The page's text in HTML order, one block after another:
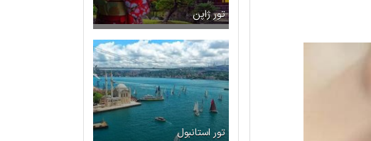
تور ژاپن
تور استانبول